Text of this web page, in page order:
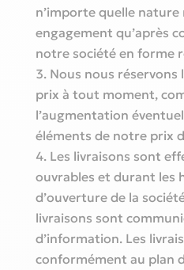
n’importe quelle nature
engagement qu’après
notre société en forme
Nous nous réservons
prix à tout moment,
l’augmentation
éléments de notre prix
Les livraisons sont
ouvrables et durant les
d’ouverture de la
livraisons sont
d’information. Les
conformément au plan